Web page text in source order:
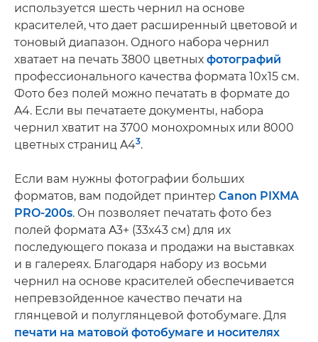
используется шесть чернил на основе
красителей, что дает расширенный цветовой и
тоновый диапазон. Одного набора чернил
хватает на печать 3800 цветных фотографий
профессионального качества формата 10x15 см.
Фото без полей можно печатать в формате до
A4. Если вы печатаете документы, набора
чернил хватит на 3700 монохромных или 8000
цветных страниц A43.
Если вам нужны фотографии больших
форматов, вам подойдет принтер Canon PIXMA
PRO-200s. Он позволяет печатать фото без
полей формата A3+ (33x43 см) для их
последующего показа и продажи на выставках
и в галереях. Благодаря набору из восьми
чернил на основе красителей обеспечивается
непревзойденное качество печати на
глянцевой и полуглянцевой фотобумаге. Для
печати на матовой фотобумаге и носителях